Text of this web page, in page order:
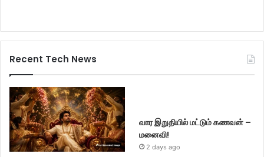
Recent Tech News
வார இறுதியில் மட்டும் கணவன் –
மனைவி!
2 days ago